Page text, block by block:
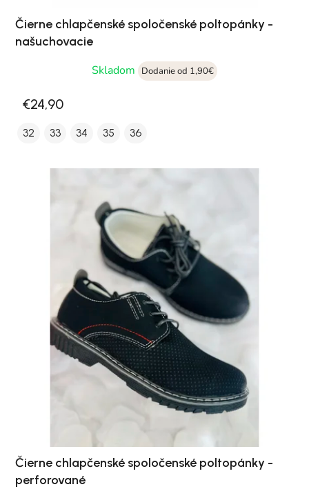
Čierne chlapčenské spoločenské poltopánky -
našuchovacie
Skladom
Dodanie od 1,90€
€24,90
32 33 34 35 36
Čierne chlapčenské spoločenské poltopánky -
perforované